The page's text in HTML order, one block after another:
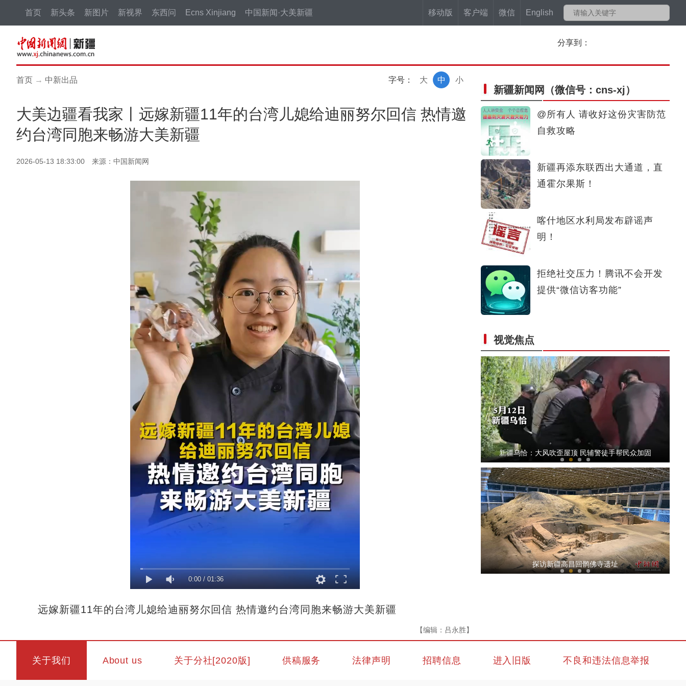
移动版 客户端 微信 English
首页 新头条 新图片 新视界 东西问 Ecns Xinjiang 中国新闻·大美新疆
分享到：
首页 → 中新出品 字号： 小
中
大
大美边疆看我家丨远嫁新疆11年的台湾儿媳给迪丽努尔回信 热情邀
约台湾同胞来畅游大美新疆
2026-05-13 18:33:00 来源：中国新闻网
0:00/ 01:36
远嫁新疆11年的台湾儿媳给迪丽努尔回信 热情邀约台湾同胞来畅游大美新疆
【编辑：吕永胜】
新疆新闻网 （微信号：cns-xj）
@所有人 请收好这份灾害防范
自救攻略
新疆再添东联西出大通道，直
通霍尔果斯！
喀什地区水利局发布辟谣声
明！
拒绝社交压力！腾讯不会开发
提供“微信访客功能”
视觉焦点
袁隆平带了5年的邝翡婷博士 在新疆沙漠盐碱地种的小黑麦
大美边疆看我家丨买烤串还送舞蹈？男子摊位前跳起新疆舞
新疆乌恰：大风吹歪屋顶 民辅警徒手帮民众加固
已经一人多高了！让袁隆平“挠头”的学生在新疆沙漠盐碱
地，用小黑麦实现袁老师的“禾下乘凉梦”
比人还高
探访新疆高昌回鹘佛寺遗址
关于我们 About us 关于分社[2020版] 供稿服务 法律声明 招聘信息 进入旧版 不良和违法信息举报